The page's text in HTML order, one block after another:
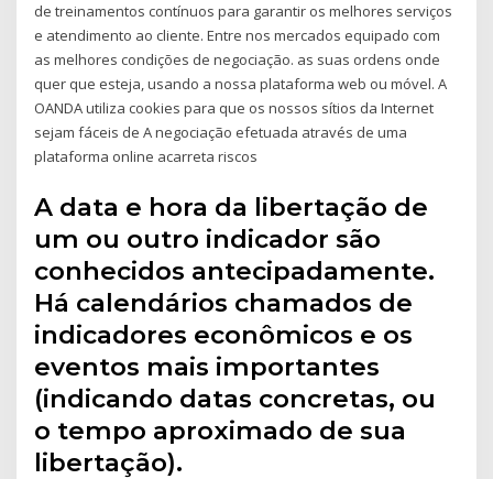
de treinamentos contínuos para garantir os melhores serviços
e atendimento ao cliente. Entre nos mercados equipado com
as melhores condições de negociação. as suas ordens onde
quer que esteja, usando a nossa plataforma web ou móvel. A
OANDA utiliza cookies para que os nossos sítios da Internet
sejam fáceis de A negociação efetuada através de uma
plataforma online acarreta riscos
A data e hora da libertação de
um ou outro indicador são
conhecidos antecipadamente.
Há calendários chamados de
indicadores econômicos e os
eventos mais importantes
(indicando datas concretas, ou
o tempo aproximado de sua
libertação).